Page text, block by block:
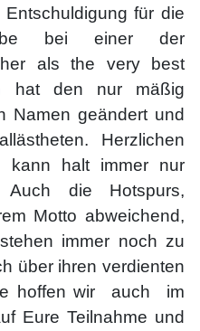
für die
bei einer der
als the very best
hat den nur mäßig
Namen geändert und
Herzlichen
kann halt immer nur
die Hotspurs,
Motto abweichend,
immer noch zu
über ihren verdienten
hoffen wir auch im
Eure Teilnahme und